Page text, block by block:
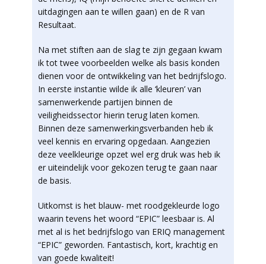
uitdagingen aan te willen gaan) en de R van
Resultaat.
Na met stiften aan de slag te zijn gegaan kwam
ik tot twee voorbeelden welke als basis konden
dienen voor de ontwikkeling van het bedrijfslogo.
In eerste instantie wilde ik alle ‘kleuren’ van
samenwerkende partijen binnen de
veiligheidssector hierin terug laten komen.
Binnen deze samenwerkingsverbanden heb ik
veel kennis en ervaring opgedaan. Aangezien
deze veelkleurige opzet wel erg druk was heb ik
er uiteindelijk voor gekozen terug te gaan naar
de basis.
Uitkomst is het blauw- met roodgekleurde logo
waarin tevens het woord “EPIC” leesbaar is. Al
met al is het bedrijfslogo van ERIQ management
“EPIC” geworden. Fantastisch, kort, krachtig en
van goede kwaliteit!